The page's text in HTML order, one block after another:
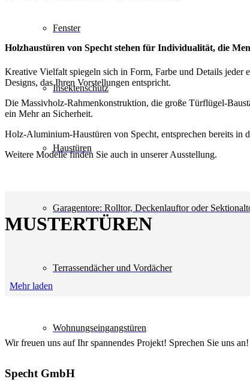
Fenster
Insektenschutz
Haustüren
Garagentore: Rolltor, Deckenlauftor oder
Terrassendächer und Vordächer
Wohnungseingangstüren
Holzhaustüren von Specht stehen für Individualität, die
Kreative Vielfalt spiegeln sich in Form, Farbe und Details jeder
Designs, das Ihren Vorstellungen entspricht.
Die Massivholz-Rahmenkonstruktion, die große Türflügel-
ein Mehr an Sicherheit.
Holz-Aluminium-Haustüren von Specht, entsprechen bereits in
Weitere Modelle finden Sie auch in unserer Ausstellung.
MUSTERTÜREN
Mehr laden
Wir freuen uns auf Ihr spannendes Projekt! Sprechen Sie uns an!
Specht GmbH